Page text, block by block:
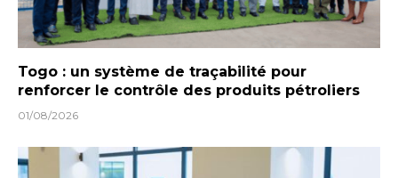
Togo : un système de traçabilité pour
renforcer le contrôle des produits pétroliers
01/08/2026